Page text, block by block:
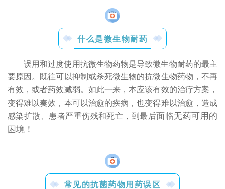
什么是微生物耐药
误用和过度使用抗微生物药物是导致微生物耐药的最主
要原因。
既往可以抑制或杀死微生物的抗微生物药物，不再
有效，或者药效减弱。如此一来，本应该有效的治疗方案，
变得难以奏效，本可以治愈的疾病，也变得难以治愈，造成
感染扩散、患者严重伤残和死亡，到最后面临无药可用的
困境！
常见的抗菌药物用药误区